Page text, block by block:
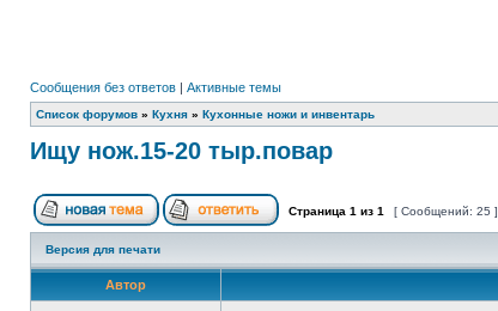
Сообщения без ответов | Активные темы
Список форумов » Кухня » Кухонные ножи и инвентарь
Ищу нож.15-20 тыр.повар
Страница 1 из 1 [ Сообщений: 25 ]
Версия для печати
Автор